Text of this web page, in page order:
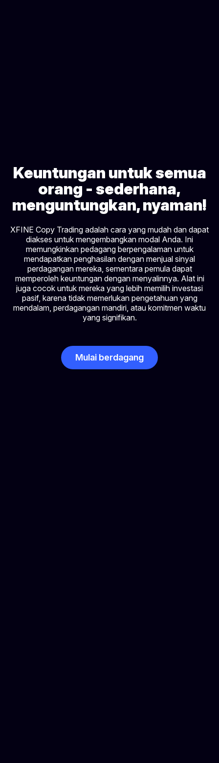
Keuntungan untuk semua
orang - sederhana,
menguntungkan, nyaman!
XFINE Copy Trading adalah cara yang mudah dan dapat
diakses untuk mengembangkan modal Anda. Ini
memungkinkan pedagang berpengalaman untuk
mendapatkan penghasilan dengan menjual sinyal
perdagangan mereka, sementara pemula dapat
memperoleh keuntungan dengan menyalinnya. Alat ini
juga cocok untuk mereka yang lebih memilih investasi
pasif, karena tidak memerlukan pengetahuan yang
mendalam, perdagangan mandiri, atau komitmen waktu
yang signifikan.
Mulai berdagang